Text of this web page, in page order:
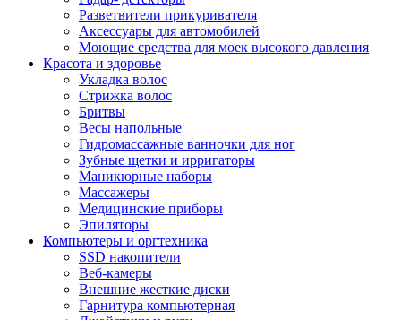
Разветвители прикуривателя
Аксессуары для автомобилей
Моющие средства для моек высокого давления
Красота и здоровье
Укладка волос
Стрижка волос
Бритвы
Весы напольные
Гидромассажные ванночки для ног
Зубные щетки и ирригаторы
Маникюрные наборы
Массажеры
Медицинские приборы
Эпиляторы
Компьютеры и оргтехника
SSD накопители
Веб-камеры
Внешние жесткие диски
Гарнитура компьютерная